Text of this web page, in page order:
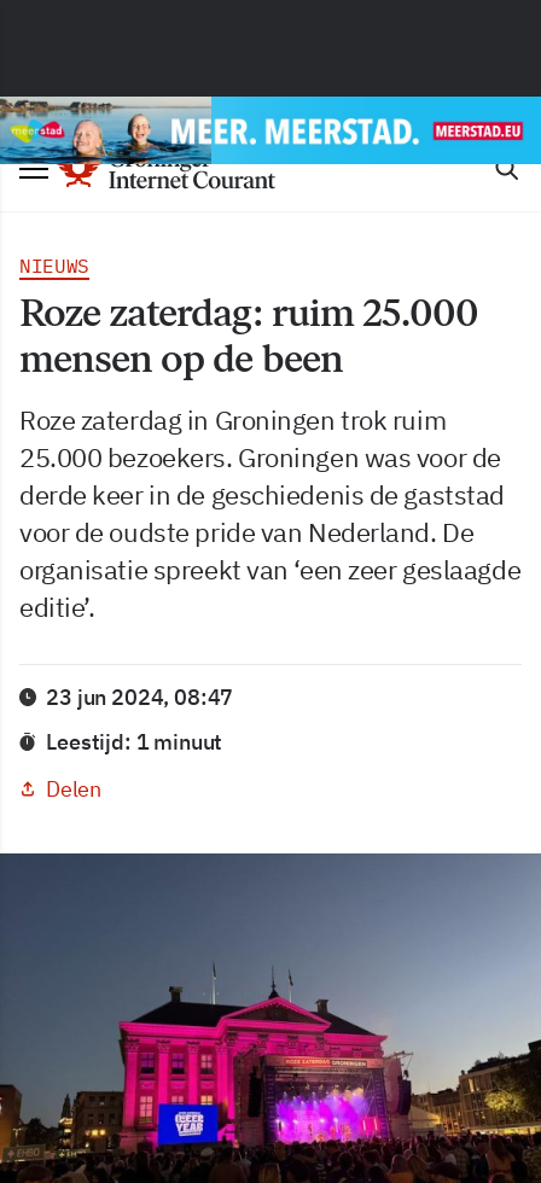
NIEUWS
Roze zaterdag: ruim 25.000
mensen op de been
Roze zaterdag in Groningen trok ruim
25.000 bezoekers. Groningen was voor de
derde keer in de geschiedenis de gaststad
voor de oudste pride van Nederland. De
organisatie spreekt van ‘een zeer geslaagde
editie’.
23 jun 2024, 08:47
Leestijd: 1 minuut
Delen